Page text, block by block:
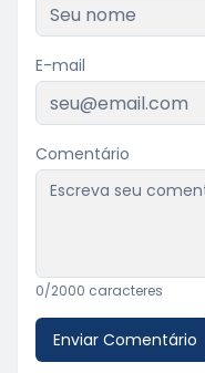
E-mail
Comentário
0/2000 caracteres
Enviar Comentário